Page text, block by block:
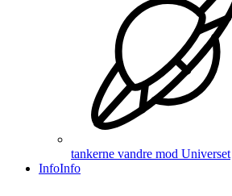
tankerne vandre mod Universet
InfoInfo